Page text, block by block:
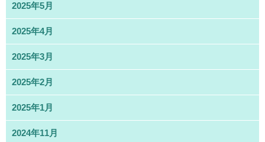
2025年5月
2025年4月
2025年3月
2025年2月
2025年1月
2024年11月